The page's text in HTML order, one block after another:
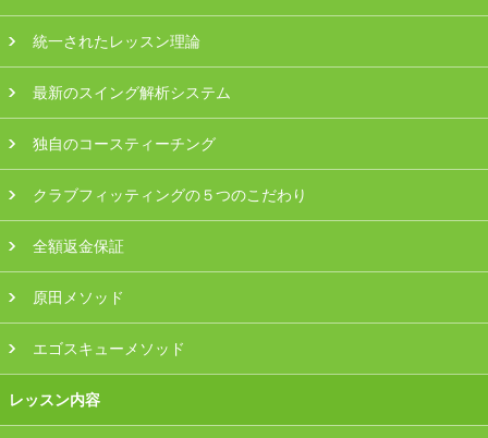
店舗一覧
東京
関東（神奈川・埼玉・千葉）
中部（静岡・愛知）
関西（大阪・兵庫・滋賀）
受講生の声
採用情報
統一されたレッスン理論
最新のスイング解析システム
独自のコースティーチング
クラブフィッティングの５つのこだわり
全額返金保証
原田メソッド
エゴスキューメソッド
レッスン内容